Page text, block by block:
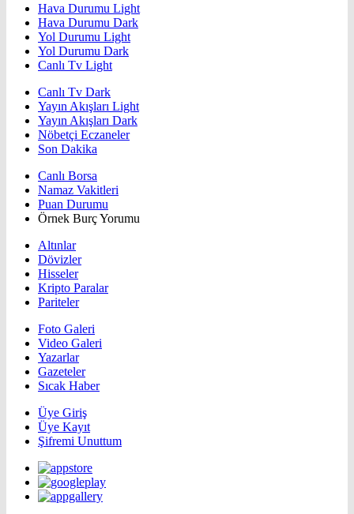
Hava Durumu Light
Hava Durumu Dark
Yol Durumu Light
Yol Durumu Dark
Canlı Tv Light
Canlı Tv Dark
Yayın Akışları Light
Yayın Akışları Dark
Nöbetçi Eczaneler
Son Dakika
Canlı Borsa
Namaz Vakitleri
Puan Durumu
Örnek Burç Yorumu
Altınlar
Dövizler
Hisseler
Kripto Paralar
Pariteler
Foto Galeri
Video Galeri
Yazarlar
Gazeteler
Sıcak Haber
Üye Giriş
Üye Kayıt
Şifremi Unuttum